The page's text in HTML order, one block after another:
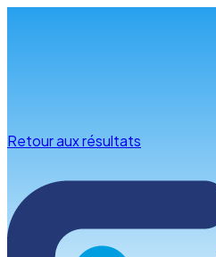
Retour aux résultats